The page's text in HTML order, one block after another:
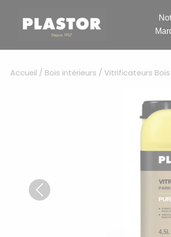
contenu
Accueil / Bois intérieurs / Vitrificateurs
Previous